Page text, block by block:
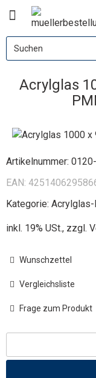
Acrylglas
Artikelnummer:
EAN:
Kategorie:
inkl. 19% USt., zzgl.
Wunschzettel
Vergleichsliste
Frage zum Produkt